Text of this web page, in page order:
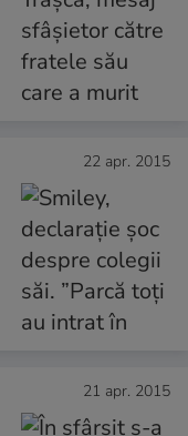
22 apr. 2015
21 apr. 2015